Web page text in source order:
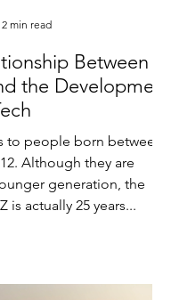
Between
the Development
to people born between
Although they are
generation, the
is actually 25 years...
2 min read